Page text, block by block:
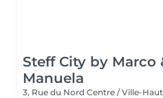
Steff City by Marco
Manuela
3, Rue du Nord Centre / Ville-